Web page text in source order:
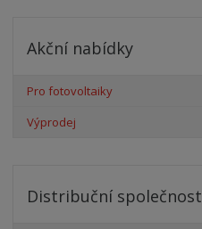
Akční nabídky
Pro fotovoltaiky
Výprodej
Distribuční společnost